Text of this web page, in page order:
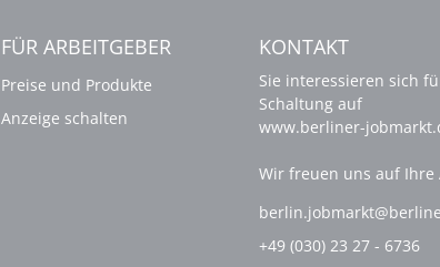
FÜR ARBEITGEBER
Preise und Produkte
Anzeige schalten
KONTAKT
Sie interessieren sich
Schaltung auf
www.berliner-
Wir freuen uns auf Ihre
+49 (030) 23 27 - 6736